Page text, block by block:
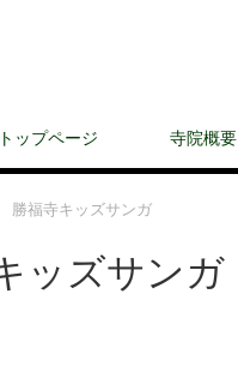
トップページ 寺院概要
勝福寺キッズサンガ
ッズサンガ